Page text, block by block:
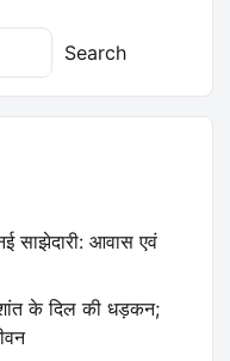
Search
साझेदारी: आवास एवं
के दिल की धड़कन;